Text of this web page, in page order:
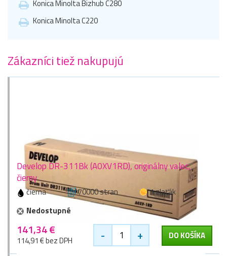
Konica Minolta Bizhub C280
Konica Minolta C220
Zákazníci tiež nakupujú
Develop DR-311Bk (A0XV1RD), originálny valec,
čierny
čierna 70000 stran
1 zlaťák
Nedostupné
141,34 €
114,91 € bez DPH - + DO KOŠÍKA